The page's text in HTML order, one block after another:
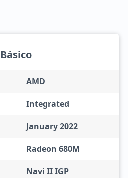
Básico
AMD
Integrated
January 2022
Radeon 680M
Navi II IGP